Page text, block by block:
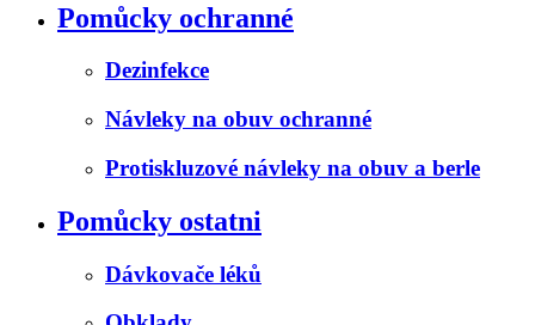
Pomůcky ochranné
Dezinfekce
Návleky na obuv ochranné
Protiskluzové návleky na obuv a berle
Pomůcky ostatni
Dávkovače léků